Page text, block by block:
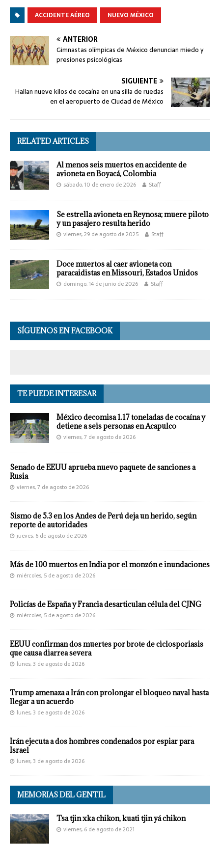
ACCIDENTE AÉREO NUEVO MÉXICO
ANTERIOR
Gimnastas olímpicas de México denuncian miedo y
presiones psicológicas
SIGUIENTE
Hallan nueve kilos de cocaína en una silla de ruedas
en el aeropuerto de Ciudad de México
RELATED ARTICLES
Al menos seis muertos en accidente de
avioneta en Boyacá, Colombia
sábado, 10 de enero de 2026 Staff
Se estrella avioneta en Reynosa; muere piloto
y un pasajero resulta herido
viernes, 29 de agosto de 2025 Staff
Doce muertos al caer avioneta con
paracaidistas en Missouri, Estados Unidos
domingo, 14 de junio de 2026 Staff
SÍGUENOS EN FACEBOOK
TE PUEDE INTERESAR
México decomisa 1.17 toneladas de cocaína y
detiene a seis personas en Acapulco
viernes, 7 de agosto de 2026
Senado de EEUU aprueba nuevo paquete de sanciones a
Rusia
viernes, 7 de agosto de 2026
Sismo de 5.3 en los Andes de Perú deja un herido, según
reporte de autoridades
jueves, 6 de agosto de 2026
Más de 100 muertos en India por el monzón e inundaciones
miércoles, 5 de agosto de 2026
Policías de España y Francia desarticulan célula del CJNG
miércoles, 5 de agosto de 2026
EEUU confirman dos muertes por brote de ciclosporiasis
que causa diarrea severa
lunes, 3 de agosto de 2026
Trump amenaza a Irán con prolongar el bloqueo naval hasta
llegar a un acuerdo
lunes, 3 de agosto de 2026
Irán ejecuta a dos hombres condenados por espiar para
Israel
lunes, 3 de agosto de 2026
MEMORIAS DEL GENTIL
Tsa tjin xka chikon, kuati tjin yá chikon
viernes, 6 de agosto de 2021